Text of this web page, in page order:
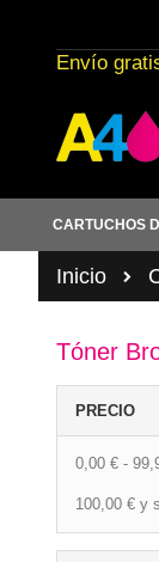
al
contenido
Envío
CARTUCHOS
Inicio
Tóner
PRECIO
0,00 € -
100,00 € y